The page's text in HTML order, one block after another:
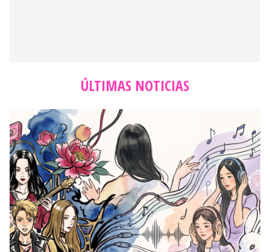
ÚLTIMAS NOTICIAS